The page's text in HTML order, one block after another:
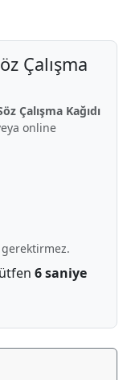
Çalışma
Çalışma Kağıdı
online
gerektirmez.
6 saniye